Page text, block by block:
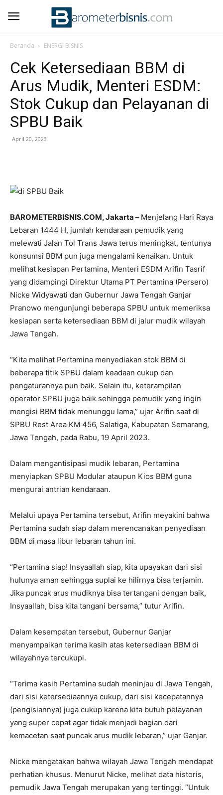
Beranda ENERGI BISNIS
Cek Ketersediaan BBM di
Arus Mudik, Menteri ESDM:
Stok Cukup dan Pelayanan di
SPBU Baik
April 20, 2023
BAROMETERBISNIS.COM, Jakarta – Menjelang Hari Raya
Lebaran 1444 H, jumlah kendaraan pemudik yang
melewati Jalan Tol Trans Jawa terus meningkat, tentunya
konsumsi BBM pun juga mengalami kenaikan. Untuk
melihat kesiapan Pertamina, Menteri ESDM Arifin Tasrif
yang didampingi Direktur Utama PT Pertamina (Persero)
Nicke Widyawati dan Gubernur Jawa Tengah Ganjar
Pranowo mengunjungi beberapa SPBU untuk memeriksa
kesiapan serta ketersediaan BBM di jalur mudik wilayah
Jawa Tengah.
“Kita melihat Pertamina menyediakan stok BBM di
beberapa titik SPBU dalam keadaan cukup dan
pengaturannya pun baik. Selain itu, keterampilan
operator SPBU juga baik sehingga pemudik yang ingin
mengisi BBM tidak menunggu lama,” ujar Arifin saat di
SPBU Rest Area KM 456, Salatiga, Kabupaten Semarang,
Jawa Tengah, pada Rabu, 19 April 2023.
Dalam mengantisipasi mudik lebaran, Pertamina
menyiapkan SPBU Modular ataupun Kios BBM guna
mengurai antrian kendaraan.
Melalui upaya Pertamina tersebut, Arifin meyakini bahwa
Pertamina sudah siap dalam merencanakan penyediaan
BBM di masa libur lebaran tahun ini.
“Pertamina siap! Insyaallah siap, kita upayakan dari sisi
hulunya aman sehingga suplai ke hilirnya bisa terjamin.
Jika puncak arus mudiknya bisa tertangani dengan baik,
Insyaallah, bisa kita tangani bersama,” tutur Arifin.
Dalam kesempatan tersebut, Gubernur Ganjar
menyampaikan terima kasih atas ketersediaan BBM di
wilayahnya tercukupi.
“Terima kasih Pertamina sudah meninjau di Jawa Tengah,
dari sisi ketersediaannya cukup, dari sisi kecepatannya
(pengisiannya) juga cukup karena kita butuh pelayanan
yang super cepat agar tidak menjadi bagian dari
kemacetan saat puncak arus mudik lebaran,” ujar Ganjar.
Nicke mengatakan bahwa wilayah Jawa Tengah mendapat
perhatian khusus. Menurut Nicke, melihat data historis,
pemudik Jawa Tengah merupakan yang tertinggi. “Untuk